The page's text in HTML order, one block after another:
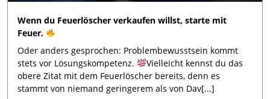
Wenn du Feuerlöscher verkaufen willst, starte mit
Feuer.
Oder anders gesprochen: Problembewusstsein kommt
stets vor Lösungskompetenz.
Vielleicht kennst du das
obere Zitat mit dem Feuerlöscher bereits, denn es
stammt von niemand geringerem als von Dav[...]